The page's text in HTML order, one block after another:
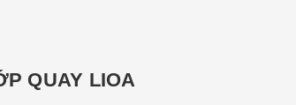
QUAY LIOA